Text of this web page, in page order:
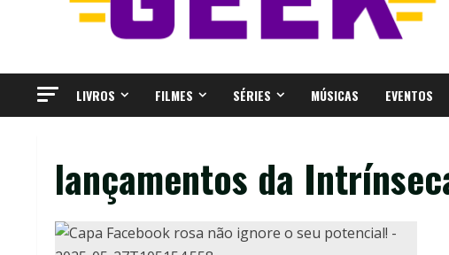
LIVROS FILMES SÉRIES MÚSICAS EVENTOS
lançamentos da